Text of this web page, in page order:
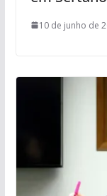
10 de junho de